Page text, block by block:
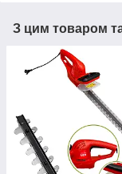
З цим товаром